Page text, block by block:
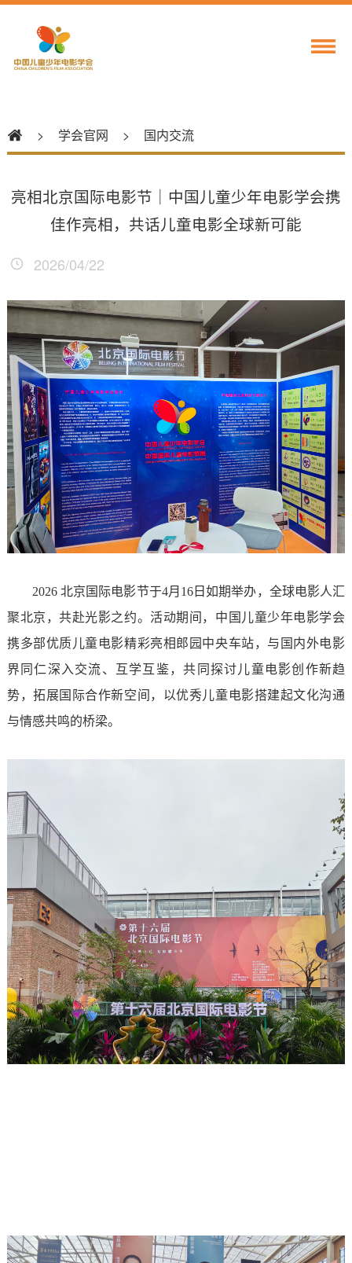
> 学会官网 > 国内交流
亮相北京国际电影节｜中国儿童少年电影学会携
佳作亮相，共话儿童电影全球新可能
2026/04/22
2026 北京国际电影节于4月16日如期举办，全球电影人汇
聚北京，共赴光影之约。活动期间，中国儿童少年电影学会
携多部优质儿童电影精彩亮相郎园中央车站，与国内外电影
界同仁深入交流、互学互鉴，共同探讨儿童电影创作新趋
势，拓展国际合作新空间，以优秀儿童电影搭建起文化沟通
与情感共鸣的桥梁。